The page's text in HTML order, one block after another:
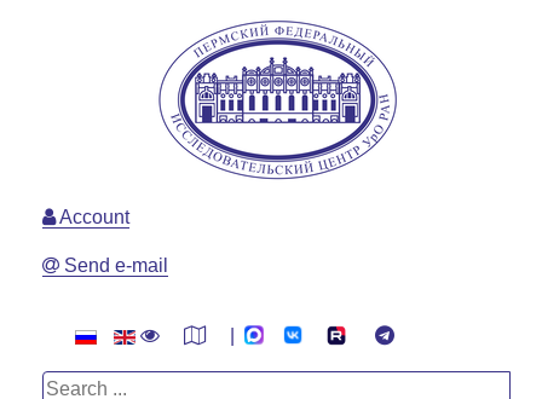
Account
Send e-mail